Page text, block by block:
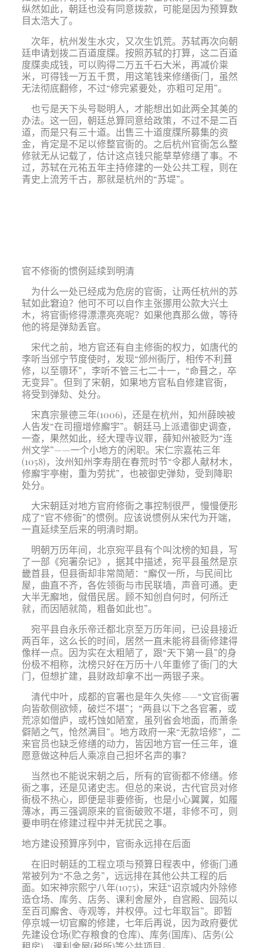
纵然如此，朝廷也没有同意拨款，可能是因为预算数
目太浩大了。
次年，杭州发生水灾，又次生饥荒。苏轼再次向朝
廷申请划拨二百道度牒。按照苏轼的打算，这二百道
度牒卖成钱，可以购得二万五千石大米，再减价粜
米，可得钱一万五千贯，用这笔钱来修缮衙门，虽然
无法彻底翻修，不过“修完紧要处，亦粗可足用”。
也亏是天下头号聪明人，才能想出如此两全其美的
办法。这一回，朝廷总算同意给政策，不过不是二百
道，而是只有三十道。出售三十道度牒所募集的资
金，肯定是不足以修整官衙的。之后杭州官衙怎么整
修就无从记载了，估计这点钱只能草草修缮了事。不
过，苏轼在元祐五年主持修建的一处公共工程，则在
青史上流芳千古，那就是杭州的“苏堤”。
官不修衙的惯例延续到明清
为什么一处已经成为危房的官衙，让两任杭州的苏
轼如此窘迫？他可不可以自作主张挪用公款大兴土
木，将官衙修得漂漂亮亮呢？如果他真那么做，等待
他的将是弹劾丢官。
宋代之前，地方官还有自主修衙的权力，如唐代的
李听当邠宁节度使时，发现“邠州衙厅，相传不利葺
修，以至隳环”，李听不管三七二十一，“命葺之，卒
无变异”。但到了宋朝，如果地方官私自修建官衙，
将受到弹劾、处分。
宋真宗景德三年(1006)，还是在杭州，知州薛映被
人告发“在司擅增修廨宇”。朝廷马上派遣御史调查，
一查，果然如此，经大理寺议罪，薛知州被贬为“连
州文学”——一个小地方的闲职。宋仁宗嘉祐三年
(1058)，汝州知州李寿朋在春荒时节“令郡人献材木，
修廨宇亭榭，重为劳扰”，也被御史弹劾，受到降职
处分。
大宋朝廷对地方官府修衙之事控制很严，慢慢便形
成了“官不修衙”的惯例。应该说惯例从宋代为开端，
一直延续至后来的明清时期。
明朝万历年间，北京宛平县有个叫沈榜的知县，写
了一部《宛署杂记》，据其中描述，宛平县虽然是京
畿首县，但县衙却非常简陋：“廨仅一所，与民间比
屋，曲直不齐，各佐领衙与市民联墙，声音可通。吏
大半无廨地，僦借民居。顾不知创自何时，何所迁
就，而因陋就简，粗备如此也”。
宛平县自永乐帝迁都北京至万历年间，已设县接近
两百年，这么长的时间，居然一直未能将县衙修建得
像样一点。因为实在太粗陋了，跟“天下第一县”的身
份极不相称，沈榜只好在万历十八年重修了衙门的大
门，但想扩建，县财政却拿不出一两银子来。
清代中叶，成都的官署也是年久失修——“文官衙署
向皆欹侧欲倾，破烂不堪”；“两县以下之各官署，或
荒凉如僧庐，或朽蚀如陋室，虽列省会地面，而萧条
僻陋之气，怆然满目”。地方政府一来“无款培修”，二
来官员也缺乏修缮的动力，皆因地方官一任三年，谁
愿意做这种后人乘凉自己担坏名声的事？
当然也不能说宋朝之后，所有的官衙都不修缮。修
衙之事，还是见诸史志。但总的来说，古代官员对修
衙极不热心，即便是非要修衙，也是小心翼翼，如履
薄冰，再三强调原来的官衙破败不堪，非修不可，则
要申明在修建过程中并无扰民之事。
地方建设预算序列中，官衙永远排在后面
在旧时朝廷的工程立项与预算日程表中，修衙门通
常被列为“不急之务”，远远排在其他公共工程的后
面。如宋神宗熙宁八年(1075)，宋廷“诏京城内外除修
造仓场、库务、店务、课利舍屋外，自宫殿、园苑以
至百司廨舍、寺观等，并权停。过七年取旨”。即暂
停京城一切官廨的修建，七年后再说，因为政府要优
先建设仓场(贮存粮食的仓库)、库务(国库)、店务(公